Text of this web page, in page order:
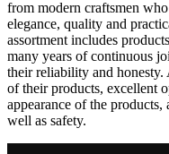
from modern craftsmen
elegance, quality and
assortment includes
many years of continuous
their reliability and
of their products, excellent
appearance of the
well as safety.